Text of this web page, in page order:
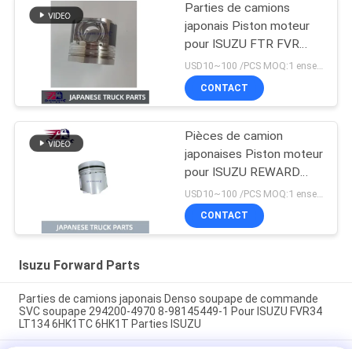
Parties de camions
japonais Piston moteur
pour ISUZU FTR FVR
FSR 4HK1T 8-
98215307-0
CONTACT
Pièces de camion
japonaises Piston moteur
pour ISUZU REWARD
NPR NKR 4BD1 4BD1T
OEM 5-12111242-0
CONTACT
Isuzu Forward Parts
Parties de camions japonais Denso soupape de commande
SVC soupape 294200-4970 8-98145449-1 Pour ISUZU FVR34
LT134 6HK1TC 6HK1T Parties ISUZU